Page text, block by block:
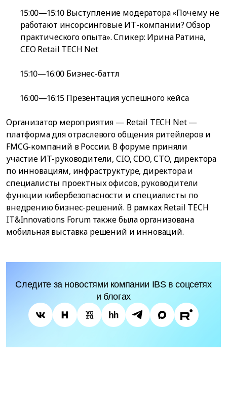
15:00—15:10 Выступление модератора «Почему не
работают инсорсинговые ИТ-компании? Обзор
практического опыта». Спикер: Ирина Ратина,
CEO Retail TECH Net
15:10—16:00 Бизнес-баттл
16:00—16:15 Презентация успешного кейса
Организатор мероприятия — Retail TECH Net —
платформа для отраслевого общения ритейлеров и
FMCG-компаний в России. В форуме приняли
участие ИТ-руководители, CIO, CDO, CTO, директора
по инновациям, инфраструктуре, директора и
специалисты проектных офисов, руководители
функции кибербезопасности и специалисты по
внедрению бизнес-решений. В рамках Retail TECH
IT&Innovations Forum также была организована
мобильная выставка решений и инноваций.
Следите за новостями компании IBS в соцсетях
и блогах